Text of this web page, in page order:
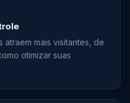
mais visitantes, de
otimizar suas